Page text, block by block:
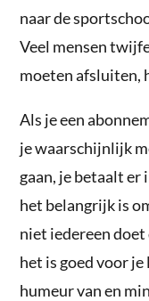
naar de
Veel mensen
moeten afsluiten,
Als je een
je waarschijnlijk
gaan, je betaalt er
het belangrijk is
niet iedereen
het is goed voor
humeur van en